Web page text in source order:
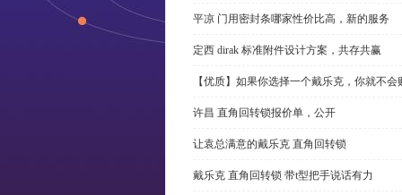
平凉 门用密封条哪家性价比高，新的服务
定西 dirak 标准附件设计方案，共存共赢
【优质】如果你选择一个戴乐克，你就不
许昌 直角回转锁报价单，公开
让袁总满意的戴乐克 直角回转锁
戴乐克 直角回转锁 带t型把手说话有力